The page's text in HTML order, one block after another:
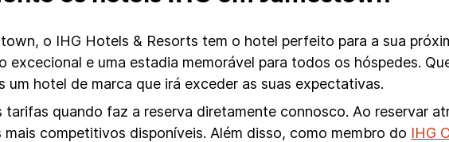
o IHG Hotels & Resorts tem o hotel perfeito para a sua
e uma estadia memorável para todos os hóspedes.
hotel de marca que irá exceder as suas expectativas.
quando faz a reserva diretamente connosco. Ao reservar
competitivos disponíveis. Além disso, como membro do IHG